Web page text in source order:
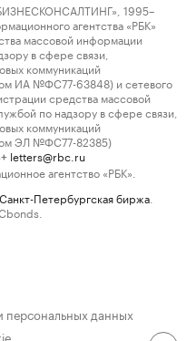
1995–
агентства «РБК»
массовой информации
в сфере связи,
коммуникаций
ИА №ФС77-63848) и сетевого
средства массовой
по надзору в сфере связи,
коммуникаций
ЭЛ №ФС77-82385)
letters@rbc.ru
агентство «РБК».
Санкт-Петербургская биржа
персональных данных